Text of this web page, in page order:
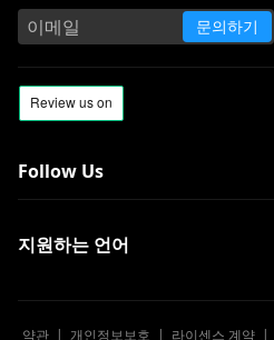
문의하기
Follow Us
지원하는 언어
약관| 개인정보보호 | 라이센스 계약|